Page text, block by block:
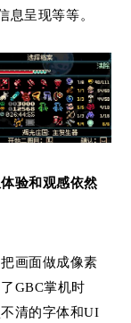
息呈现等等。
验和观感依然
画面做成像素
GBC掌机时
清的字体和UI